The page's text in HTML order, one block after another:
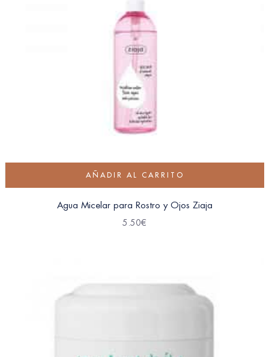
AÑADIR AL CARRITO
Agua Micelar para Rostro y Ojos Ziaja
5.50€